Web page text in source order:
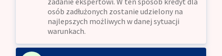
osób zadłużonych zostanie udzielony na
najlepszych możliwych w danej sytuacji
warunkach.